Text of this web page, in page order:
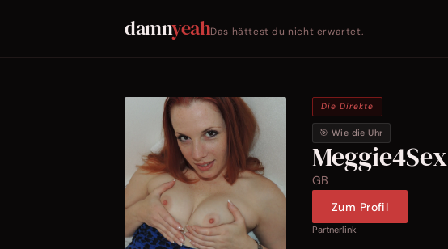
damnyeahDas hättest du nicht erwartet.
Die Direkte
🎯 Wie die Uhr
Meggie4Sex
GB
Zum Profil
Partnerlink